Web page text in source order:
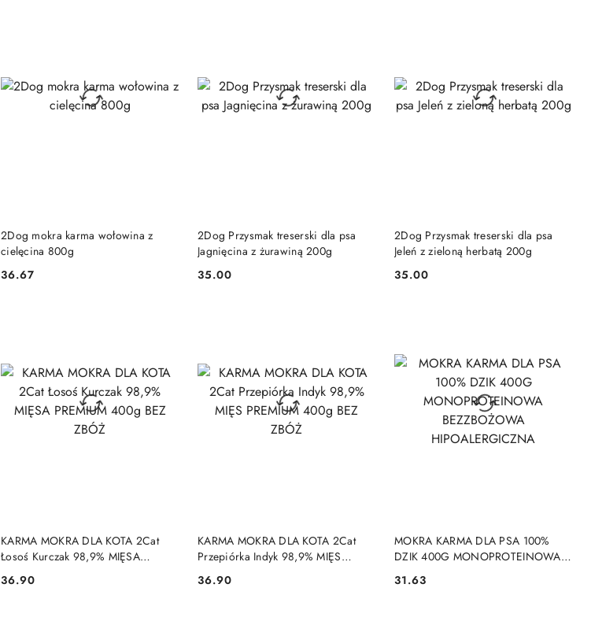
2Dog mokra karma wołowina z
cielęcina 800g
Cena:
36.67
DO KOSZYKA
2Dog Przysmak treserski dla psa
Jagnięcina z żurawiną 200g
Cena:
35.00
DO KOSZYKA
2Dog Przysmak treserski dla psa
Jeleń z zieloną herbatą 200g
Cena:
35.00
DO KOSZYKA
KARMA MOKRA DLA KOTA 2Cat
Łosoś Kurczak 98,9% MIĘSA
Cena:
36.90
DO KOSZYKA
KARMA MOKRA DLA KOTA 2Cat
Przepiórka Indyk 98,9% MIĘS
Cena:
36.90
DO KOSZYKA
MOKRA KARMA DLA PSA 100%
DZIK 400G MONOPROTEINOWA
Cena:
31.63
DO KOSZYKA